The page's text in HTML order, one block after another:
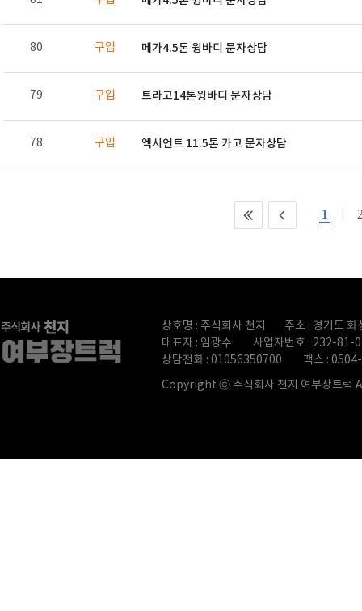
80 구입 메가4.5톤 윙바디 문자상담
79 구입 트라고14톤윙바디 문자상담
78 구입 엑시언트 11.5톤 카고 문자상담
1
상호명 : 주식회사 천지
주소 : 경기도
대표자 : 임광수
사업자번호 : 232-81-
상담전화 : 01056350700
팩스 :
Copyright ⓒ주식회사 천지 여부장트